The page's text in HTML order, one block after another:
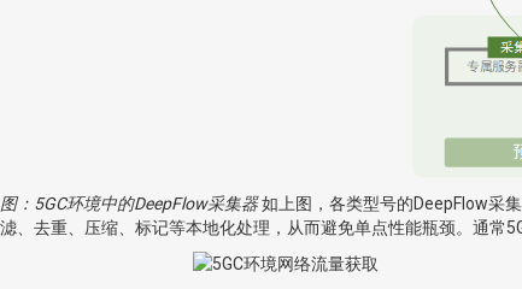
图：5GC环境中的DeepFlow采集器如上图，各类型号的DeepFlow采
滤、去重、压缩、标记等本地化处理，从而避免单点性能瓶颈。通常